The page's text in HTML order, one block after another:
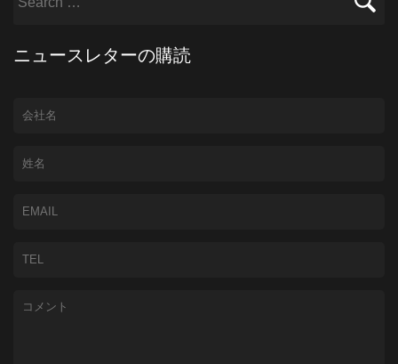
ニュースレターの購読